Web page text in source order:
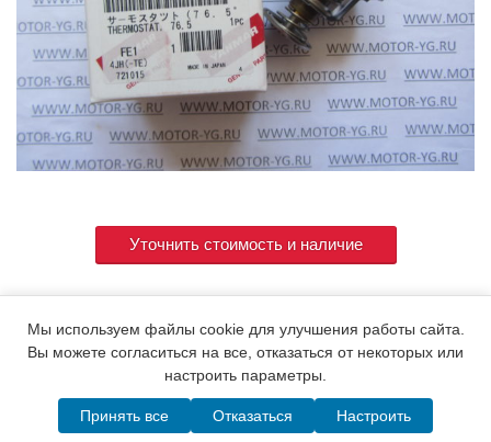
Уточнить стоимость и наличие
Артикул
129795-49800 )
© 2015. Все права защищены.
Написать в MAX Telegram WhatsApp Позвонить
Мы используем файлы cookie для улучшения работы сайта.
Вы можете согласиться на все, отказаться от некоторых или
настроить параметры.
Принять все Отказаться Настроить